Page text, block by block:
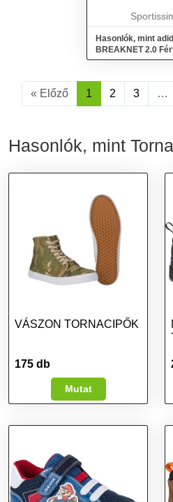
Hasonlók, mint
BREAKNET 2.0
szabadidőcipő,
« Előző 1 2 3 …
Hasonlók, mint
VÁSZON TORNACIPŐK
175 db
Mutat